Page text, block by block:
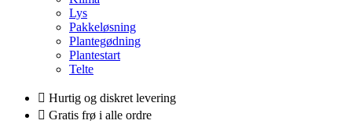
Lys
Pakkeløsning
Plantegødning
Plantestart
Telte
Hurtig og diskret levering
Gratis frø i alle ordre